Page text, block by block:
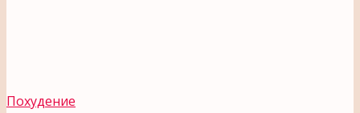
Похудение